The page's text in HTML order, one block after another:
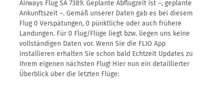
Airways Flug SA 7389. Geplante Abflugzeit ist –, geplante
Ankunftszeit –. Gemäß unserer Daten gab es bei diesem
Flug 0 Verspätungen, 0 pünktliche oder auch frühere
Landungen. Für 0 Flug/Flüge liegt bzw. liegen uns keine
vollständigen Daten vor. Wenn Sie die FLIO App
installieren erhalten Sie schon bald Echtzeit Updates zu
Ihrem eigenen nächsten Flug! Hier nun ein detaillierter
Überblick über die letzten Flüge: